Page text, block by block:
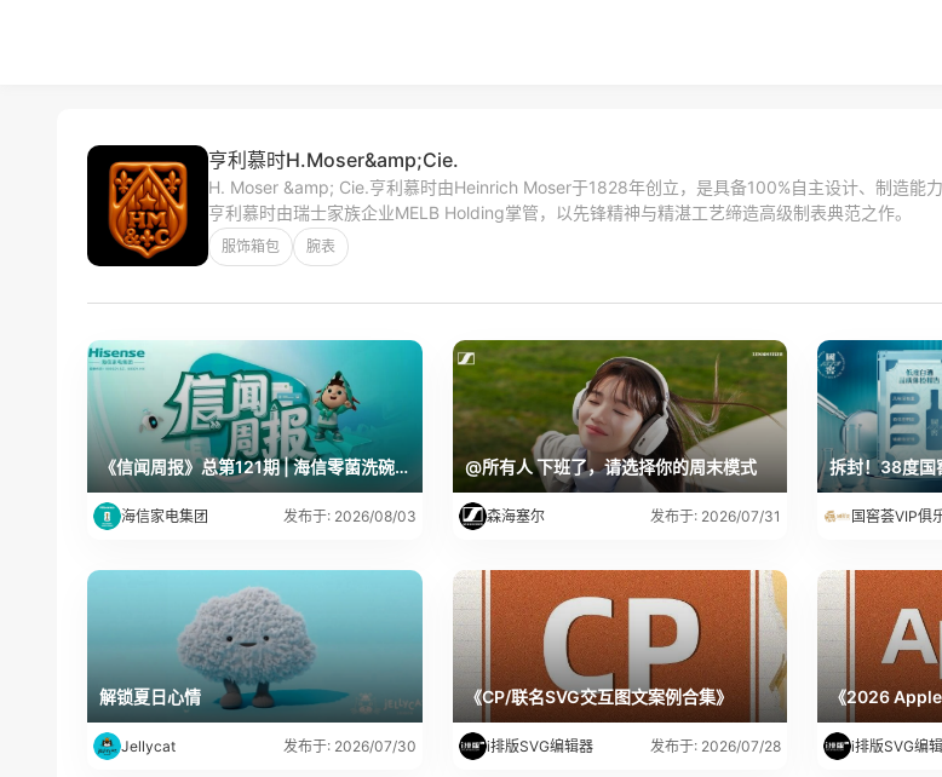
亨利慕时H.Moser&amp;Cie.
H. Moser &amp; Cie.亨利慕时由Heinrich Moser于1828年创立，是具备100%自主设计、制造能力
亨利慕时由瑞士家族企业MELB Holding掌管，以先锋精神与精湛工艺缔造高级制表典范之作。
服饰箱包 腕表
《信闻周报》总第121期 | 海信零菌洗碗机获评首批水效优势产品
海信家电集团 发布于: 2026/08/03
@所有人 下班了，请选择你的周末模式
森海塞尔 发布于: 2026/07/31
拆封！38度国
国窖荟VIP俱
解锁夏日心情
Jellycat 发布于: 2026/07/30
《CP/联名SVG交互图文案例合集》
i排版SVG编辑器 发布于: 2026/07/28
《2026
i排版SVG编